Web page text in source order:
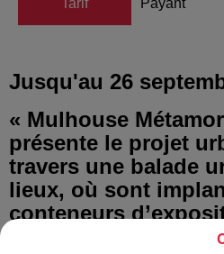
Jusqu'au 26
« Mulhouse
présente le projet
travers une balade
lieux, où sont
conteneurs
chacun une œuvre-